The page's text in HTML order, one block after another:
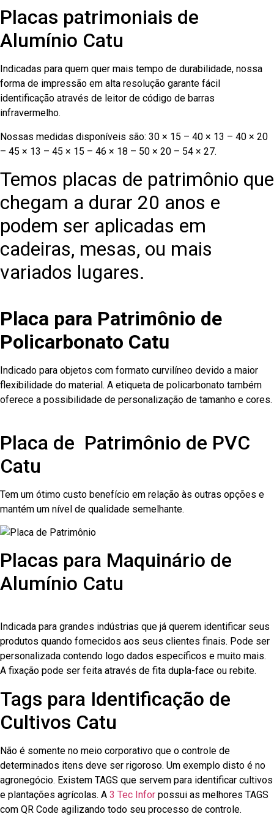
Placas patrimoniais de
Alumínio Catu
Indicadas para quem quer mais tempo de durabilidade, nossa
forma de impressão em alta resolução garante fácil
identificação através de leitor de código de barras
infravermelho.
Nossas medidas disponíveis são: 30 × 15 – 40 × 13 – 40 × 20
– 45 × 13 – 45 × 15 – 46 × 18 – 50 × 20 – 54 × 27.
Temos placas de patrimônio que
chegam a durar 20 anos e
podem ser aplicadas em
cadeiras, mesas, ou mais
variados lugares.
Placa para Patrimônio de
Policarbonato Catu
Indicado para objetos com formato curvilíneo devido a maior
flexibilidade do material. A etiqueta de policarbonato também
oferece a possibilidade de personalização de tamanho e cores.
Placa de Patrimônio de PVC
Catu
Tem um ótimo custo benefício em relação às outras opções e
mantém um nível de qualidade semelhante.
Placas para Maquinário de
Alumínio Catu
Indicada para grandes indústrias que já querem identificar seus
produtos quando fornecidos aos seus clientes finais. Pode ser
personalizada contendo logo dados específicos e muito mais.
A fixação pode ser feita através de fita dupla-face ou rebite.
Tags para Identificação de
Cultivos Catu
Não é somente no meio corporativo que o controle de
determinados itens deve ser rigoroso. Um exemplo disto é no
agronegócio. Existem TAGS que servem para identificar cultivos
e plantações agrícolas. A 3 Tec Infor possui as melhores TAGS
com QR Code agilizando todo seu processo de controle.